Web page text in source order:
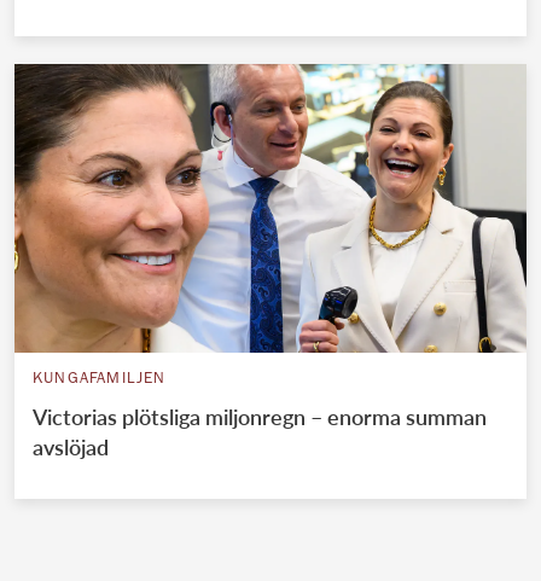
KUNGAFAMILJEN
Victorias plötsliga miljonregn – enorma summan
avslöjad